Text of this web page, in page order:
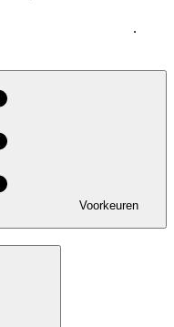
.
Voorkeuren